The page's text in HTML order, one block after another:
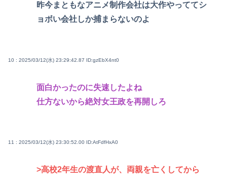
昨今まともなアニメ制作会社は大作やっててシ
ョボい会社しか捕まらないのよ
10 : 2025/03/12(水) 23:29:42.87 ID:gzEbX4nt0
面白かったのに失速したよね
仕方ないから絶対女王政を再開しろ
11 : 2025/03/12(水) 23:30:52.00 ID:AtFdfHxA0
>高校2年生の渡直人が、両親を亡くしてから